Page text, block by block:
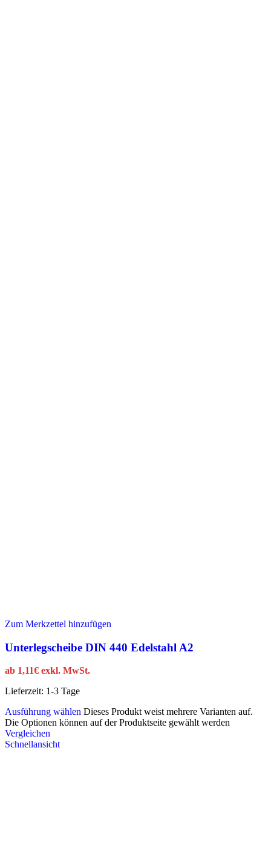
Zum Merkzettel hinzufügen
Unterlegscheibe DIN 440 Edelstahl A2
ab 1,11€ exkl. MwSt.
Lieferzeit: 1-3 Tage
Ausführung wählen Dieses Produkt weist mehrere Varianten auf.
Die Optionen können auf der Produktseite gewählt werden
Vergleichen
Schnellansicht